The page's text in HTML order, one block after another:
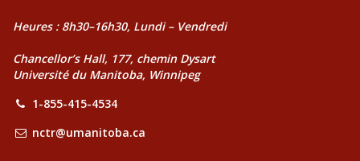
Heures : 8h30–16h30, Lundi – Vendredi
Chancellor’s Hall, 177, chemin Dysart
Université du Manitoba, Winnipeg
1-855-415-4534
nctr@umanitoba.ca